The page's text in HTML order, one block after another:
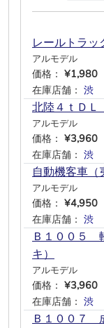
レールトラッ
アルモデル
価格： ¥1,980
在庫店舗： 渋
北陸４ｔＤ
アルモデル
価格： ¥3,960
在庫店舗： 渋
自動機客車（
アルモデル
価格： ¥4,950
在庫店舗： 渋
Ｂ１００５
キ）
アルモデル
価格： ¥3,960
在庫店舗： 渋
Ｂ１００７